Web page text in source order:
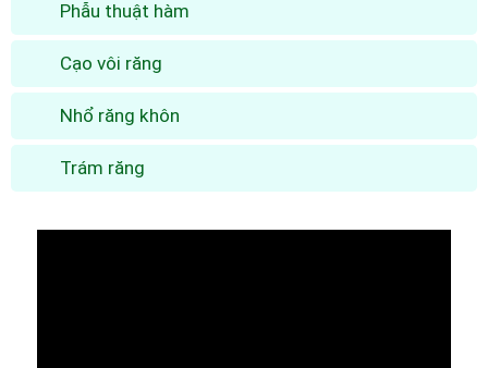
Phẫu thuật hàm
Cạo vôi răng
Nhổ răng khôn
Trám răng